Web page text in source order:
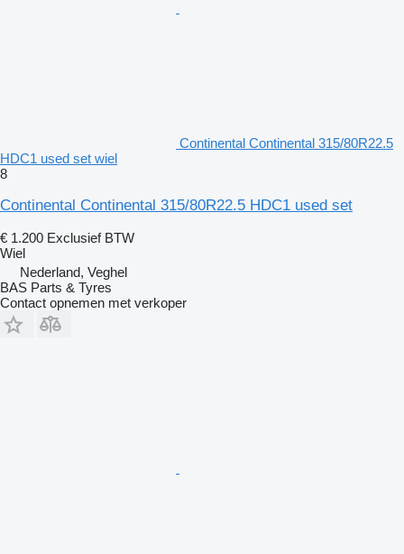
Continental Continental 315/80R22.5
HDC1 used set wiel
8
Continental Continental 315/80R22.5 HDC1 used set
€ 1.200 Exclusief BTW
Wiel
Nederland, Veghel
BAS Parts & Tyres
Contact opnemen met verkoper